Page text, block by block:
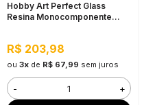
Hobby Art Perfect Glass
Resina Monocomponente
R$ 203,98
ou 3xde R$ 67,99 sem juros
- +